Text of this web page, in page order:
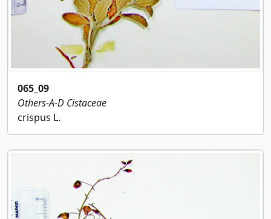
065_09
Others-A-D Cistaceae
crispus L.